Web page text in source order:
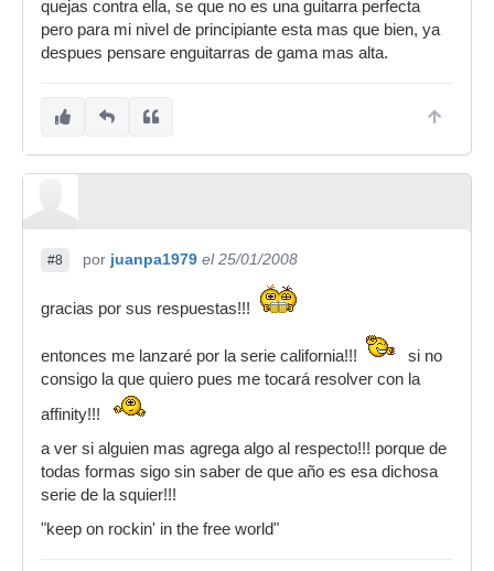
quejas contra ella, se que no es una guitarra perfecta
pero para mi nivel de principiante esta mas que bien, ya
despues pensare enguitarras de gama mas alta.
#8 por juanpa1979 el 25/01/2008
gracias por sus respuestas!!!
entonces me lanzaré por la serie california!!!
si no
consigo la que quiero pues me tocará resolver con la
affinity!!!
a ver si alguien mas agrega algo al respecto!!! porque de
todas formas sigo sin saber de que año es esa dichosa
serie de la squier!!!
"keep on rockin' in the free world"